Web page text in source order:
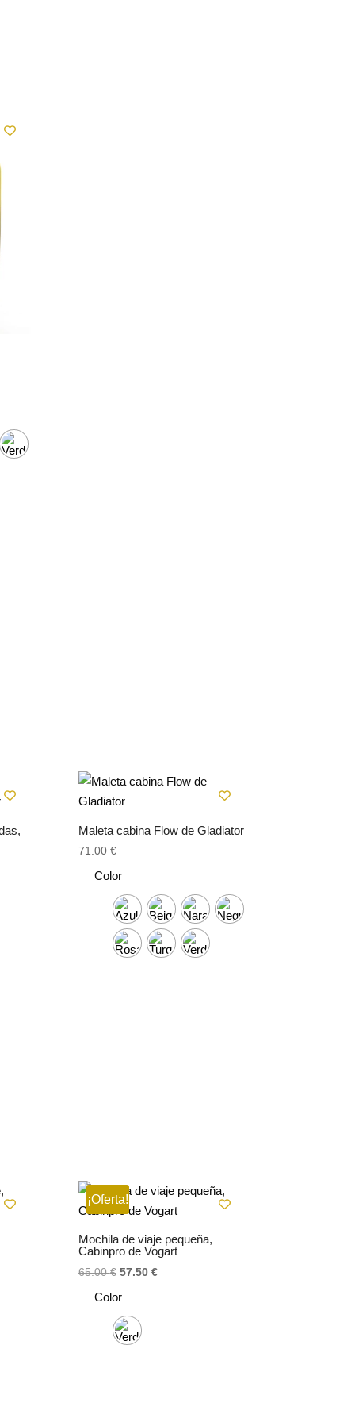
Maleta cabina Flow de Gladiator
71.00 €
Color
¡Oferta!
Mochila de viaje pequeña,
Cabinpro de Vogart
65.00€ El
era:
65.00 €.
57.50 €El
Color